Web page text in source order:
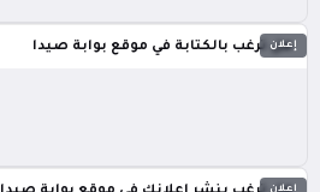
إعلان
هل ترغب بالكتابة في موقع بوابة صيدا
إعلان